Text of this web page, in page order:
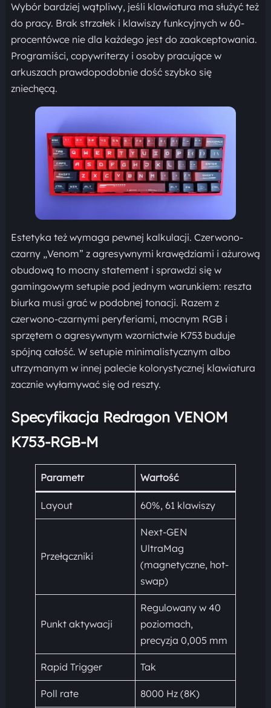
Wybór bardziej wątpliwy, jeśli klawiatura ma służyć też
do pracy. Brak strzałek i klawiszy funkcyjnych w 60-
procentówce nie dla każdego jest do zaakceptowania.
Programiści, copywriterzy i osoby pracujące w
arkuszach prawdopodobnie dość szybko się
zniechęcą.
Estetyka też wymaga pewnej kalkulacji. Czerwono-
czarny „Venom” z agresywnymi krawędziami i ażurową
obudową to mocny statement i sprawdzi się w
gamingowym setupie pod jednym warunkiem: reszta
biurka musi grać w podobnej tonacji. Razem z
czerwono-czarnymi peryferiami, mocnym RGB i
sprzętem o agresywnym wzornictwie K753 buduje
spójną całość. W setupie minimalistycznym albo
utrzymanym w innej palecie kolorystycznej klawiatura
zacznie wyłamywać się od reszty.
Specyfikacja Redragon VENOM
K753-RGB-M
Parametr Wartość
Layout 60%, 61 klawiszy
Przełączniki
Next-GEN
UltraMag
(magnetyczne, hot-
swap)
Punkt aktywacji
Regulowany w 40
poziomach,
precyzja 0,005 mm
Rapid Trigger Tak
Poll rate 8000 Hz (8K)